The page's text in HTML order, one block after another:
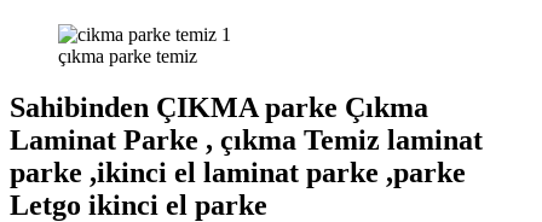
çıkma parke temiz
Sahibinden ÇIKMA parke Çıkma
Laminat Parke , çıkma Temiz laminat
parke ,ikinci el laminat parke ,parke
Letgo ikinci el parke